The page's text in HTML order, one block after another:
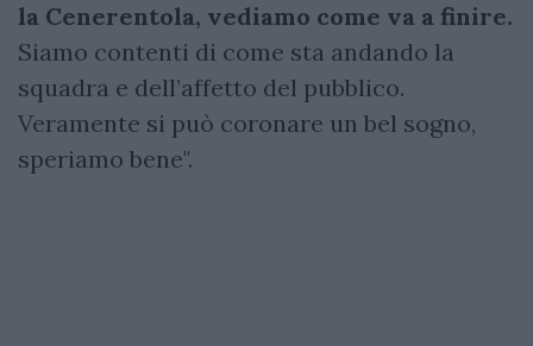
la Cenerentola, vediamo come va a finire.
Siamo contenti di come sta andando la
squadra e dell’affetto del pubblico.
Veramente si può coronare un bel sogno,
speriamo bene".